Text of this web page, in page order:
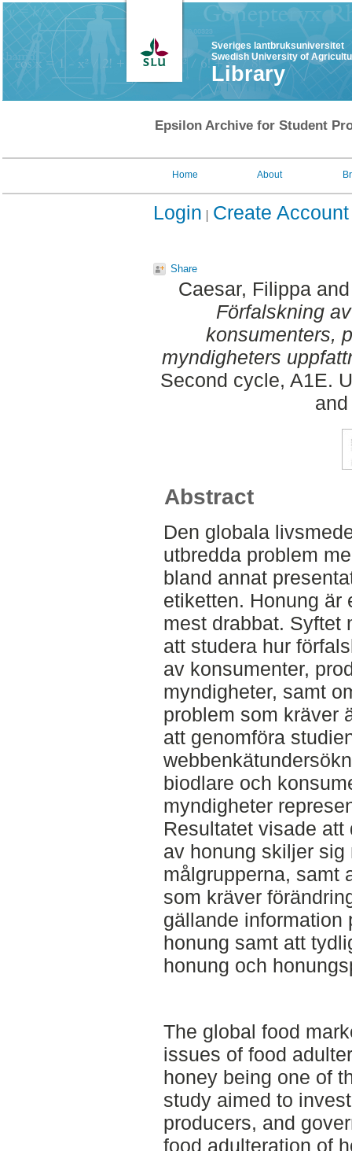
Sveriges lantbruksuniversitet
Swedish University of
Library
Epsilon Archive for Student
Home About
Login Create Account
Share
Caesar, Filippa
Förfalskning
konsumenters,
myndigheters
Second cycle, A1E.
Abstract
Den globala
utbredda problem
bland annat
etiketten. Honung är
mest drabbat. Syftet
att studera hur
av konsumenter,
myndigheter, samt
problem som kräver
att genomföra
biodlare och
myndigheter
Resultatet visade
av honung skiljer
målgrupperna, samt
som kräver
gällande information
honung samt att
honung och
The global food
issues of food
honey being one of
study aimed to
producers, and
food adulteration of